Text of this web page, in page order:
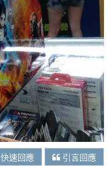
快速回應 引言回應